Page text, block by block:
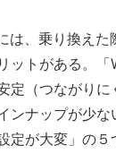
は、乗り換えた
ットがある。「
定（つながり
ンナップが少
定が大変」の５